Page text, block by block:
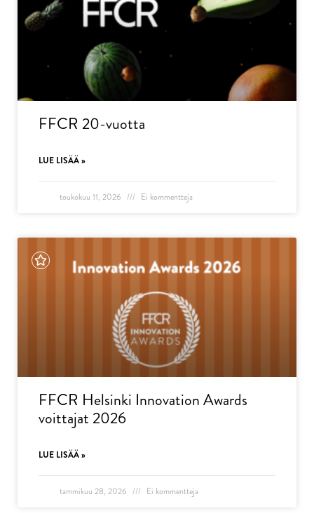
FFCR 20-vuotta
LUE LISÄÄ »
toukokuu 11, 2026 Ei kommentteja
FFCR Helsinki Innovation Awards
voittajat 2026
LUE LISÄÄ »
tammikuu 28, 2026 Ei kommentteja